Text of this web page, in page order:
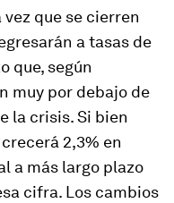
que se cierren
a tasas de
que, según
muy por debajo de
la crisis. Si bien
2,3% en
a más largo plazo
cifra. Los cambios